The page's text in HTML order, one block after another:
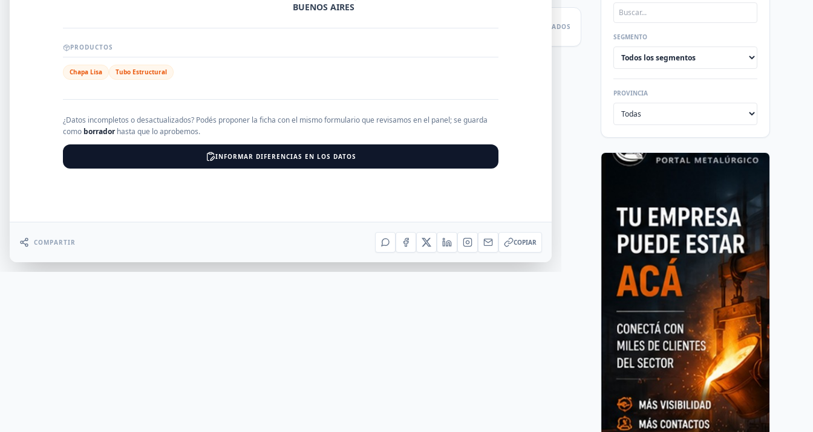
EMPRESAS AGREGAR EMPRESA RESULTADOS
SEGMENTO
PROVINCIA
BUENOS AIRES
PRODUCTOS
Chapa Lisa Tubo Estructural
¿Datos incompletos o desactualizados? Podés proponer la ficha con el mismo formulario que revisamos en el panel; se guarda
como borradorhasta que lo aprobemos.
INFORMAR DIFERENCIAS EN LOS DATOS
COMPARTIR COPIAR